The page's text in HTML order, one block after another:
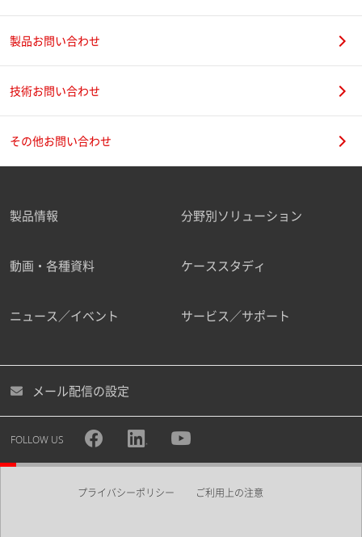
製品お問い合わせ
技術お問い合わせ
その他お問い合わせ
製品情報 分野別ソリューション
動画・各種資料 ケーススタディ
ニュース／イベント サービス／サポート
メール配信の設定
FOLLOW US
プライバシーポリシー ご利用上の注意